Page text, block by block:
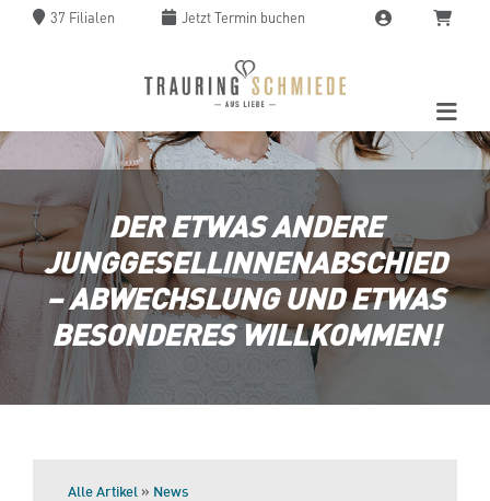
37 Filialen JetztTermin buchen
DER ETWAS ANDERE
JUNGGESELLINNENABSCHIED
– ABWECHSLUNG UND ETWAS
BESONDERES WILLKOMMEN!
Alle Artikel » News